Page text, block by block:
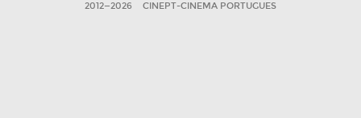
2012—2026 CINEPT-CINEMA PORTUGUES